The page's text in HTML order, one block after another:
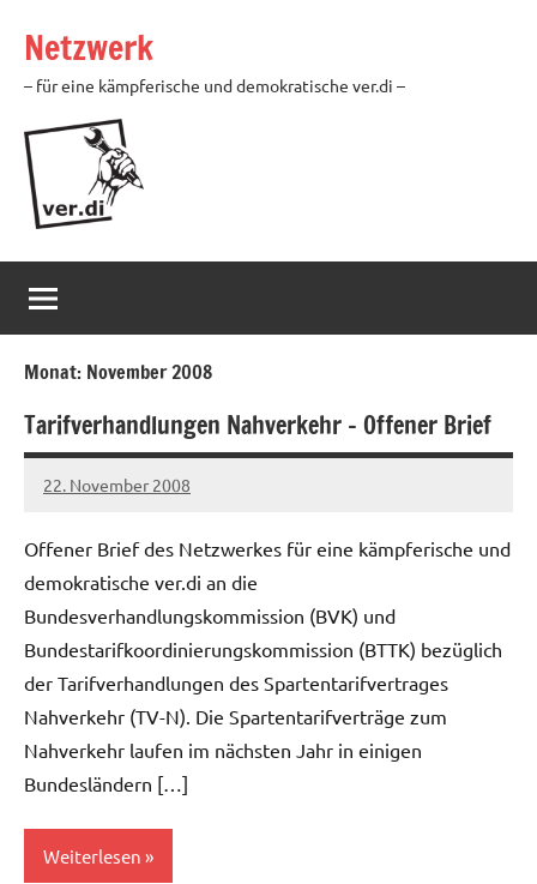
Inhalt
springen
Netzwerk
– für eine kämpferische und demokratische ver.di –
Monat: November 2008
Tarifverhandlungen Nahverkehr – Offener Brief
22. November 2008
Ilja
Offener Brief des Netzwerkes für eine kämpferische und
demokratische ver.di an die
Bundesverhandlungskommission (BVK) und
Bundestarifkoordinierungskommission (BTTK) bezüglich
der Tarifverhandlungen des Spartentarifvertrages
Nahverkehr (TV-N). Die Spartentarifverträge zum
Nahverkehr laufen im nächsten Jahr in einigen
Bundesländern […]
Weiterlesen